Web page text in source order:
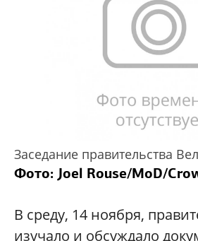
Заседание правительства
Фото: Joel Rouse/MoD/
В среду, 14 ноября,
изучало и обсуждало